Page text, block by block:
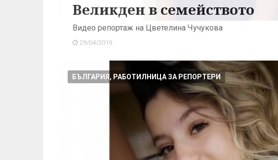
Великден в семейството
Видео репортаж на Цветелина Чучукова
29/04/2019
БЪЛГАРИЯ, РАБОТИЛНИЦА ЗА РЕПОРТЕРИ